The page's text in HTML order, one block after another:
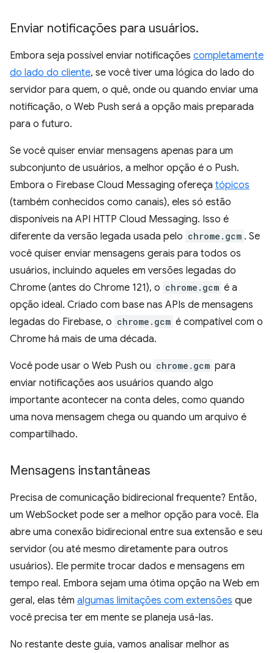
Enviar notificações para usuários.
Embora seja possível enviar notificações completamente
do lado do cliente, se você tiver uma lógica do lado do
servidor para quem, o quê, onde ou quando enviar uma
notificação, o Web Push será a opção mais preparada
para o futuro.
Se você quiser enviar mensagens apenas para um
subconjunto de usuários, a melhor opção é o Push.
Embora o Firebase Cloud Messaging ofereça tópicos
(também conhecidos como canais), eles só estão
disponíveis na API HTTP Cloud Messaging. Isso é
diferente da versão legada usada pelo chrome.gcm . Se
você quiser enviar mensagens gerais para todos os
usuários, incluindo aqueles em versões legadas do
Chrome (antes do Chrome 121), o chrome.gcm é a
opção ideal. Criado com base nas APIs de mensagens
legadas do Firebase, o chrome.gcm é compatível com o
Chrome há mais de uma década.
Você pode usar o Web Push ou chrome.gcm para
enviar notificações aos usuários quando algo
importante acontecer na conta deles, como quando
uma nova mensagem chega ou quando um arquivo é
compartilhado.
Mensagens instantâneas
Precisa de comunicação bidirecional frequente? Então,
um WebSocket pode ser a melhor opção para você. Ela
abre uma conexão bidirecional entre sua extensão e seu
servidor (ou até mesmo diretamente para outros
usuários). Ele permite trocar dados e mensagens em
tempo real. Embora sejam uma ótima opção na Web em
geral, elas têm algumas limitações com extensões que
você precisa ter em mente se planeja usá-las.
No restante deste guia, vamos analisar melhor as